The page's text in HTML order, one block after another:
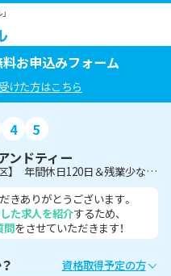
お申込みフォーム
けた方はこちら
4 5
ンドティー
【静岡県／静岡市葵区】 年間休日120日＆残業少なめ♪放課後等デイサービスにて言語聴覚士募集！
きありがとうございます。
た求人を紹介するため、
問をさせていただきます！
資格取得予定の方